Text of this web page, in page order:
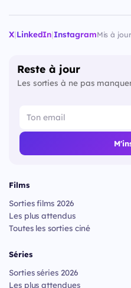
X|LinkedIn|InstagramMis à
Reste à jour
Les sorties à ne pas
Films
Sorties films 2026
Les plus attendus
Toutes les sorties ciné
Séries
Sorties séries 2026
Les plus attendues